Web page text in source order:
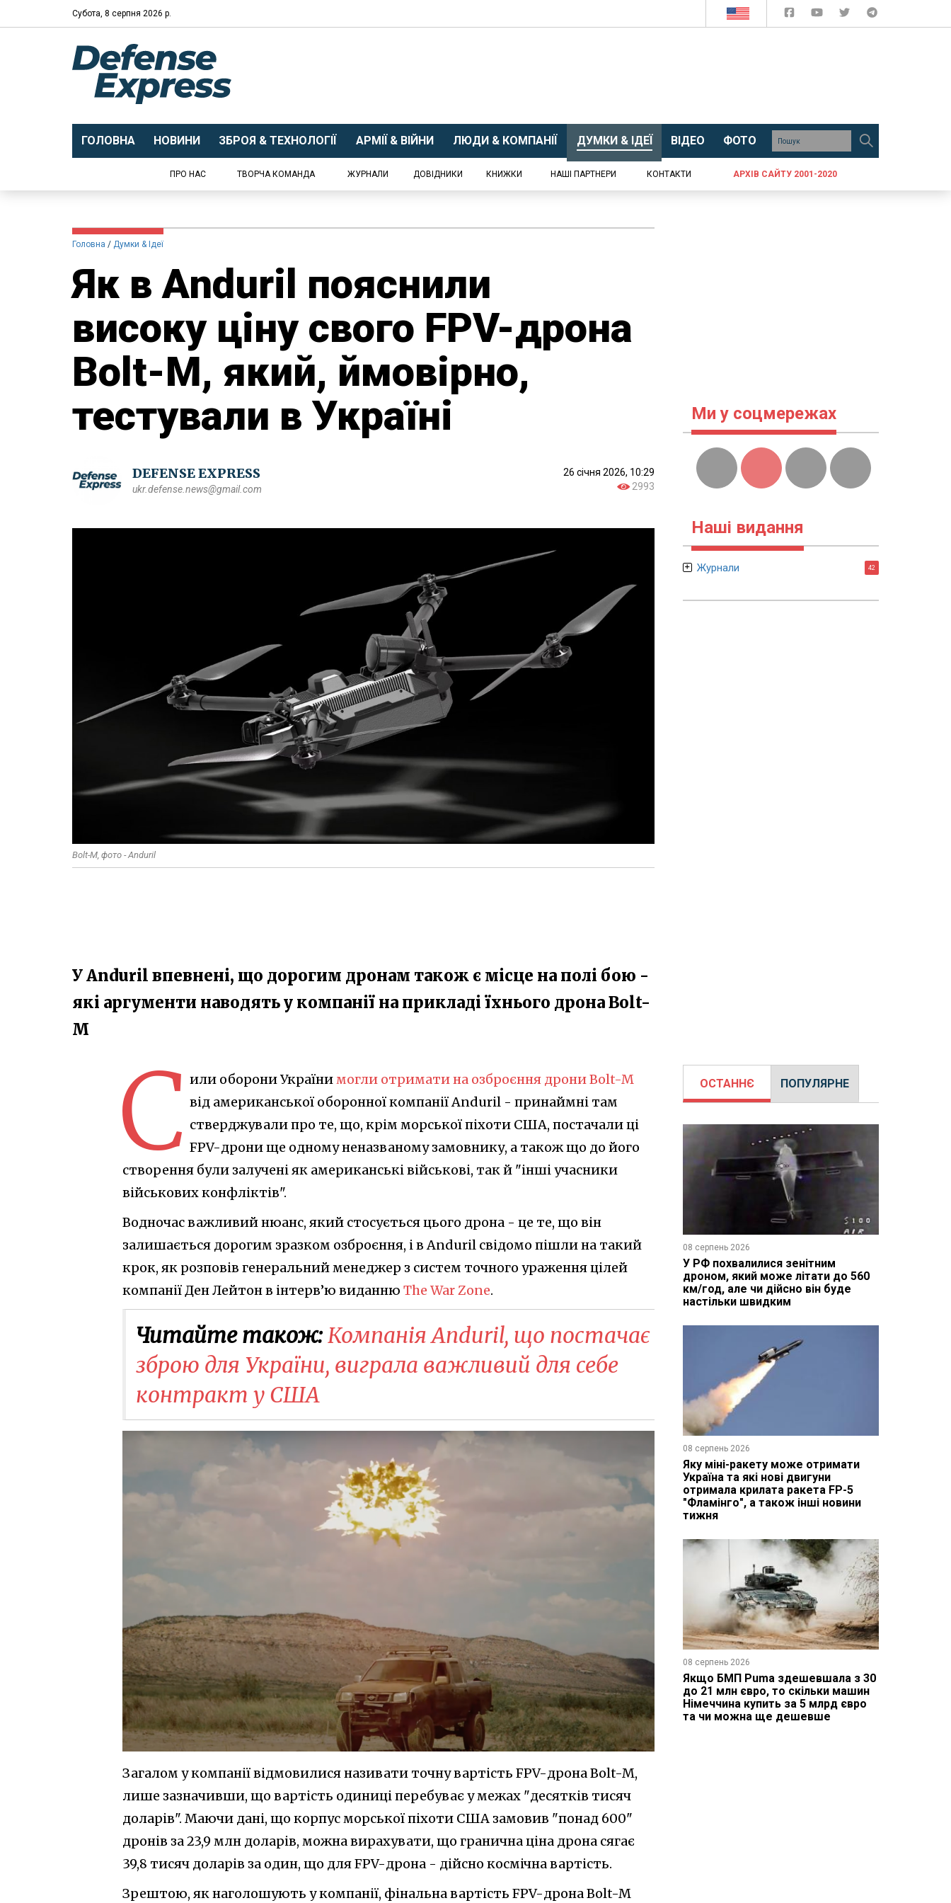
Субота, 8 серпня 2026 р.
ГОЛОВНА НОВИНИ ЗБРОЯ & ТЕХНОЛОГІЇ АРМІЇ & ВІЙНИ ЛЮДИ & КОМПАНІЇ ДУМКИ & ІДЕЇ ВІДЕО ФОТО
ПРО НАС ТВОРЧА КОМАНДА ЖУРНАЛИ ДОВІДНИКИ КНИЖКИ НАШІ ПАРТНЕРИ КОНТАКТИ АРХІВ САЙТУ 2001-2020
Головна Думки & Ідеї
Як в Anduril пояснили
високу ціну свого FPV-дрона
Bolt-M, який, ймовірно,
тестували в Україні
DEFENSE EXPRESS
ukr.defense.news@gmail.com
26 січня 2026, 10:29
2993
Bolt-M, фото - Anduril
У Anduril впевнені, що дорогим дронам також є місце на полі бою -
які аргументи наводять у компанії на прикладі їхнього дрона Bolt-
M
С или оборони України могли отримати на озброєння дрони Bolt-M
від американської оборонної компанії Anduril - принаймні там
стверджували про те, що, крім морської піхоти США, постачали ці
FPV-дрони ще одному неназваному замовнику, а також що до його
створення були залучені як американські військові, так й "інші учасники
військових конфліктів".
Водночас важливий нюанс, який стосується цього дрона - це те, що він
залишається дорогим зразком озброєння, і в Anduril свідомо пішли на такий
крок, як розповів генеральний менеджер з систем точного ураження цілей
компанії Ден Лейтон в інтерв’ю виданню The War Zone.
Читайте також:Компанія Anduril, що постачає
зброю для України, виграла важливий для себе
контракт у США
Загалом у компанії відмовилися називати точну вартість FPV-дрона Bolt-M,
лише зазначивши, що вартість одиниці перебуває у межах "десятків тисяч
доларів". Маючи дані, що корпус морської піхоти США замовив "понад 600"
дронів за 23,9 млн доларів, можна вирахувати, що гранична ціна дрона сягає
39,8 тисяч доларів за один, що для FPV-дрона - дійсно космічна вартість.
Зрештою, як наголошують у компанії, фінальна вартість FPV-дрона Bolt-M
Ми у соцмережах
Наші видання
Журнали 42
ОСТАННЄ ПОПУЛЯРНЕ
08 серпень 2026
У РФ похвалилися зенітним
дроном, який може літати до 560
км/год, але чи дійсно він буде
настільки швидким
08 серпень 2026
Яку міні-ракету може отримати
Україна та які нові двигуни
отримала крилата ракета FP-5
"Фламінго", а також інші новини
тижня
08 серпень 2026
Якщо БМП Puma здешевшала з 30
до 21 млн євро, то скільки машин
Німеччина купить за 5 млрд євро
та чи можна ще дешевше